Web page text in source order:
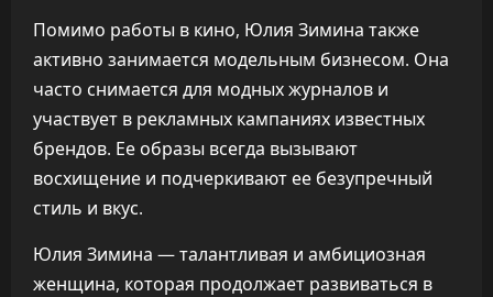
Помимо работы в кино, Юлия Зимина также
активно занимается модельным бизнесом. Она
часто снимается для модных журналов и
участвует в рекламных кампаниях известных
брендов. Ее образы всегда вызывают
восхищение и подчеркивают ее безупречный
стиль и вкус.
Юлия Зимина — талантливая и амбициозная
женщина, которая продолжает развиваться в